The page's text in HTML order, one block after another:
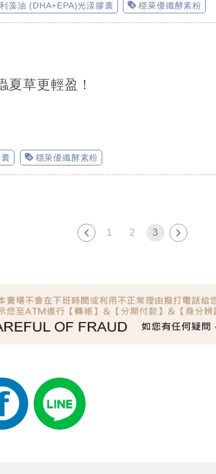
藻油 (DHA+EPA)光漾膠囊 穩萊優纖酵素粉
夏草更輕盈！
穩萊優纖酵素粉
1 2 3